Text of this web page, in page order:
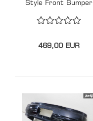
Style Front Bumper
Nissan
469,00 EUR